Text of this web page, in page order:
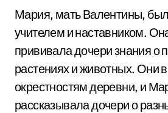
Мария, мать Валентины,
учителем и наставником.
прививала дочери знания о
растениях и животных. Они
окрестностям деревни, и
рассказывала дочери о